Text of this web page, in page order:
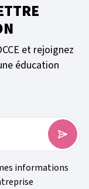
et rejoignez
éducation
informations